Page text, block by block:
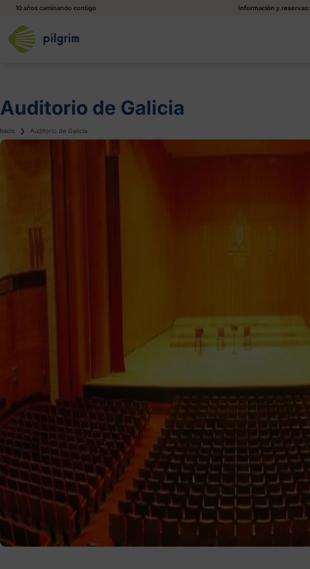
10 años caminando contigo Información y reservas:
Auditorio de Galicia
Inicio ❯ Auditorio de Galicia